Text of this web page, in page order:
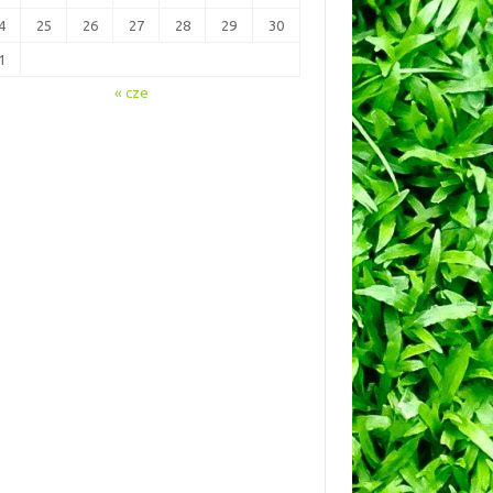
25 26 27 28 29 30
« cze